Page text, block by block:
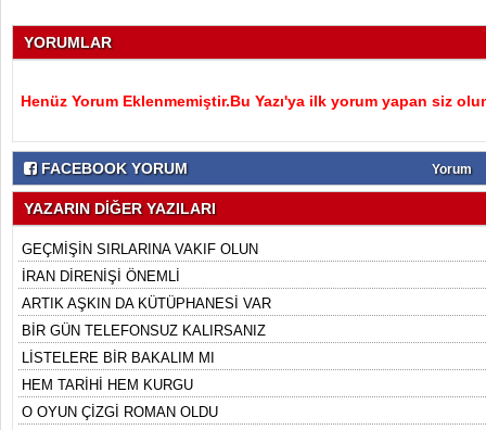
YORUMLAR
Henüz Yorum Eklenmemiştir.Bu Yazı'ya ilk yorum yapan siz
FACEBOOK YORUM Yorum
YAZARIN DİĞER YAZILARI
GEÇMİŞİN SIRLARINA VAKIF OLUN
İRAN DİRENİŞİ ÖNEMLİ
ARTIK AŞKIN DA KÜTÜPHANESİ VAR
BİR GÜN TELEFONSUZ KALIRSANIZ
LİSTELERE BİR BAKALIM MI
HEM TARİHİ HEM KURGU
O OYUN ÇİZGİ ROMAN OLDU